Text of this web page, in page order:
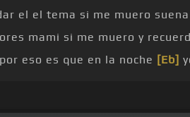
el el tema si me muero
mami si me muero y
eso es que en la noche [Eb]